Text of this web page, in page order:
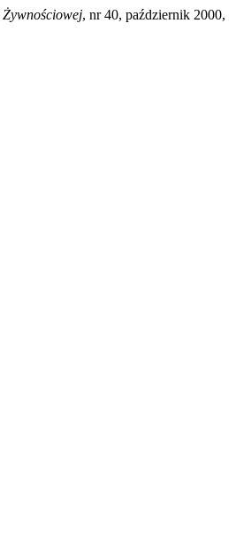
, nr 40, październik 2000,